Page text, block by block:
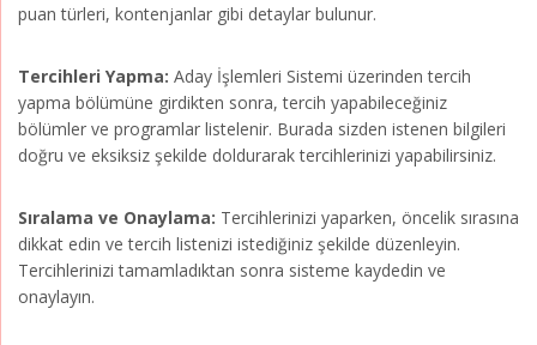
puan türleri, kontenjanlar gibi detaylar bulunur.
Tercihleri Yapma: Aday İşlemleri Sistemi üzerinden tercih
yapma bölümüne girdikten sonra, tercih yapabileceğiniz
bölümler ve programlar listelenir. Burada sizden istenen bilgileri
doğru ve eksiksiz şekilde doldurarak tercihlerinizi yapabilirsiniz.
Sıralama ve Onaylama: Tercihlerinizi yaparken, öncelik sırasına
dikkat edin ve tercih listenizi istediğiniz şekilde düzenleyin.
Tercihlerinizi tamamladıktan sonra sisteme kaydedin ve
onaylayın.